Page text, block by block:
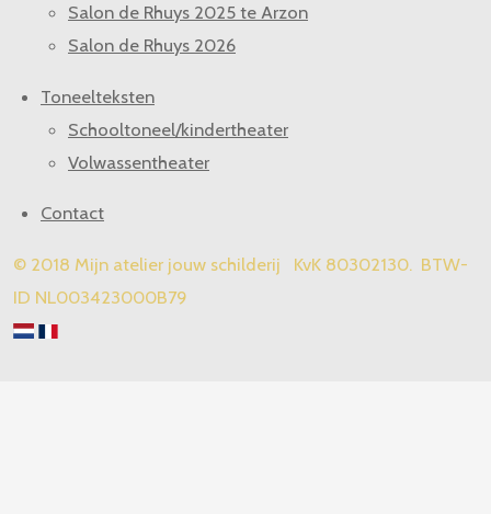
Salon de Rhuys 2025 te Arzon
Salon de Rhuys 2026
Toneelteksten
Schooltoneel/kindertheater
Volwassentheater
Contact
© 2018 Mijn atelier jouw schilderij KvK 80302130. BTW-
ID NL003423000B79